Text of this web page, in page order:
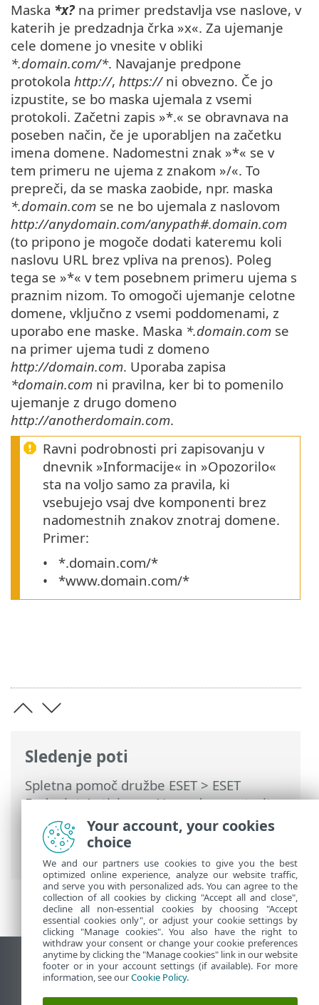
Sledenje poti
Spletna pomoč družbe ESET>ESET
Endpoint Antivirus>Napredne nastavitve
Zaščite >Zaščita spletnega dostopa>
Upravljanje seznama naslovov URL
Kako dodati masko URL-ja
Maska *x? na primer predstavlja vse naslove, v
katerih je predzadnja črka »x«. Za ujemanje
cele domene jo vnesite v obliki
*.domain.com/*. Navajanje predpone
protokola http://, https://ni obvezno. Če jo
izpustite, se bo maska ujemala z vsemi
protokoli. Začetni zapis »*.« se obravnava na
poseben način, če je uporabljen na začetku
imena domene. Nadomestni znak »*« se v
tem primeru ne ujema z znakom »/«. To
prepreči, da se maska zaobide, npr. maska
*.domain.com se ne bo ujemala z naslovom
http://anydomain.com/anypath#.domain.com
(to pripono je mogoče dodati kateremu koli
naslovu URL brez vpliva na prenos). Poleg
tega se »*« v tem posebnem primeru ujema s
praznim nizom. To omogoči ujemanje celotne
domene, vključno z vsemi poddomenami, z
uporabo ene maske. Maska *.domain.com se
na primer ujema tudi z domeno
http://domain.com. Uporaba zapisa
*domain.com ni pravilna, ker bi to pomenilo
ujemanje z drugo domeno
http://anotherdomain.com.
Ravni podrobnosti pri zapisovanju v
dnevnik »Informacije« in »Opozorilo«
sta na voljo samo za pravila, ki
vsebujejo vsaj dve komponenti brez
nadomestnih znakov znotraj domene.
Primer:
*.domain.com/*
*www.domain.com/*
Prikaz mesta na namizju
End of Life
Your account, your cookies
choice
We and our partners use cookies to give you the best
optimized online experience, analyze our website traffic,
and serve you with personalized ads. You can agree to the
collection of all cookies by clicking "Accept all and close",
decline all non-essential cookies by choosing "Accept
essential cookies only", or adjust your cookie settings by
clicking "Manage cookies". You also have the right to
withdraw your consent or change your cookie preferences
anytime by clicking the "Manage cookies" link in our website
footer or in your account settings (if available). For more
information, see ourCookie Policy.